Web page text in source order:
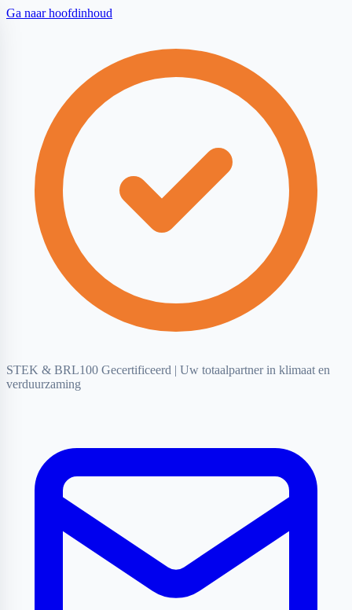
Ga naar hoofdinhoud
STEK & BRL100 Gecertificeerd | Uw totaalpartner in klimaat en
verduurzaming